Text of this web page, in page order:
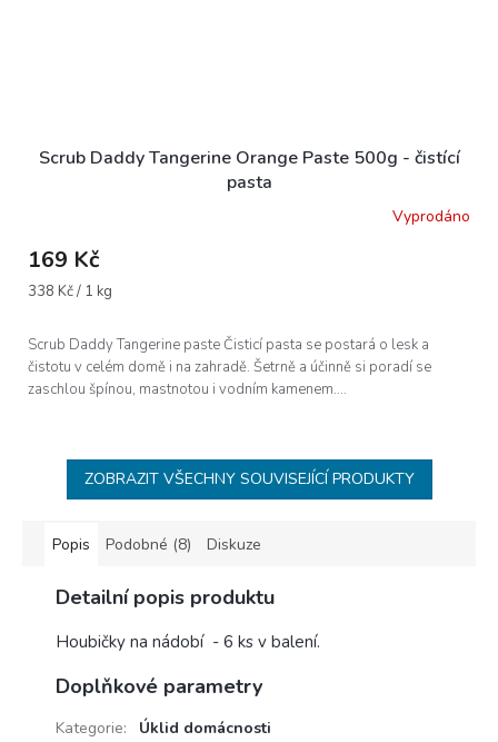
Scrub Daddy Tangerine Orange Paste 500g - čistící
pasta
Vyprodáno
169 Kč
Měrná
338 Kč / 1 kg
Scrub Daddy Tangerine paste Čisticí pasta se postará o lesk a
čistotu v celém domě i na zahradě. Šetrně a účinně si poradí se
zaschlou špínou, mastnotou i vodním kamenem....
ZOBRAZIT VŠECHNY SOUVISEJÍCÍ PRODUKTY
Popis Podobné (8) Diskuze
Detailní popis produktu
Houbičky na nádobí - 6 ks v balení.
Doplňkové parametry
Kategorie:
Úklid domácnosti